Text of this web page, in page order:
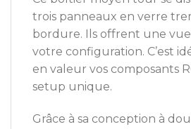
trois panneaux en verre
bordure. Ils offrent une
votre configuration. C’est
en valeur vos composants
setup unique.
Grâce à sa conception à